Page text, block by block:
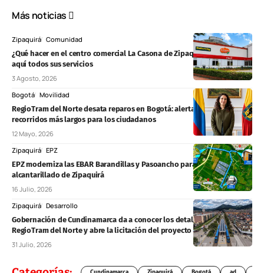
Más noticias
Zipaquirá Comunidad
¿Qué hacer en el centro comercial La Casona de Zipaquirá? Conozca
aquí todos sus servicios
3 Agosto, 2026
Bogotá Movilidad
RegioTram del Norte desata reparos en Bogotá: alertan cierres, rejas y
recorridos más largos para los ciudadanos
12 Mayo, 2026
Zipaquirá EPZ
EPZ moderniza las EBAR Barandillas y Pasoancho para mejorar el
alcantarillado de Zipaquirá
16 Julio, 2026
Zipaquirá Desarrollo
Gobernación de Cundinamarca da a conocer los detalles del
RegioTram del Norte y abre la licitación del proyecto
31 Julio, 2026